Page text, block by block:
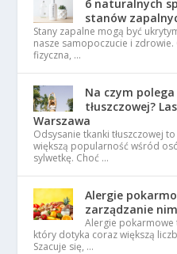
6 naturalnych
stanów
Stany zapalne mogą być
nasze samopoczucie i
fizyczna, …
Na czym
tłuszczowej?
Warszawa
Odsysanie tkanki tłuszczowej
większą popularność wśród
sylwetkę. Choć …
Alergie
zarządzanie
Alergie
który dotyka coraz większą
Szacuje się, …